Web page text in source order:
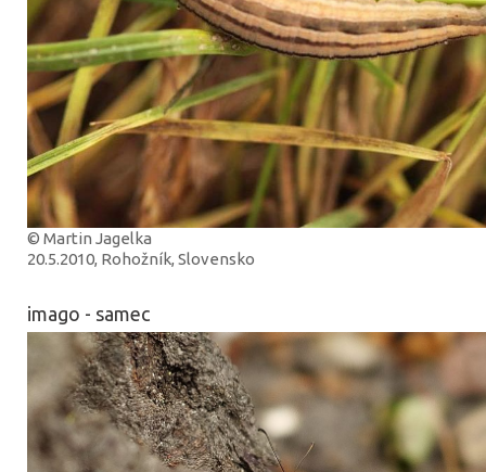
© Martin Jagelka
20.5.2010, Rohožník, Slovensko
imago - samec